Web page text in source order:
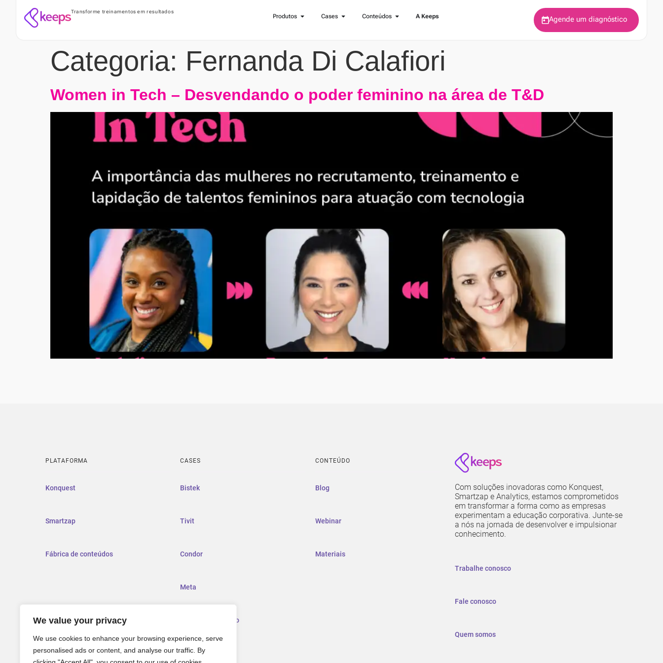
We value your privacy
We use cookies to enhance your browsing experience, serve
personalised ads or content, and analyse our traffic. By
Transforme treinamentos em resultados
Produtos Cases Conteúdos A Keeps Agende um diagnóstico
Categoria: Fernanda Di Calafiori
Women in Tech – Desvendando o poder feminino na área de T&D
PLATAFORMA
Konquest
Smartzap
Fábrica de conteúdos
CASES
Bistek
Tivit
Condor
Meta
Grupo Rendimento
CONTEÚDO
Blog
Webinar
Materiais
Com soluções inovadoras como Konquest,
Smartzap e Analytics, estamos comprometidos
em transformar a forma como as empresas
experimentam a educação corporativa. Junte-se
a nós na jornada de desenvolver e impulsionar
conhecimento.
Trabalhe conosco
Fale conosco
Quem somos